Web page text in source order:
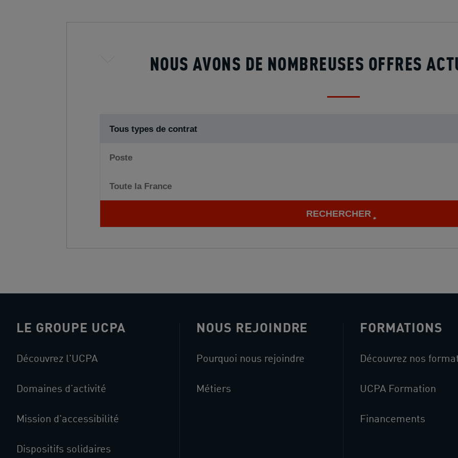
NOUS AVONS DE NOMBREUSES OFFRES
Tous types de contrat
Poste
Toute la France
RECHERCHER
LE GROUPE UCPA
Découvrez l'UCPA
Domaines d’activité
Mission d'accessibilité
Dispositifs solidaires
NOUS REJOINDRE
Pourquoi nous rejoindre
Métiers
FORMATIONS
Découvrez nos
UCPA Formation
Financements